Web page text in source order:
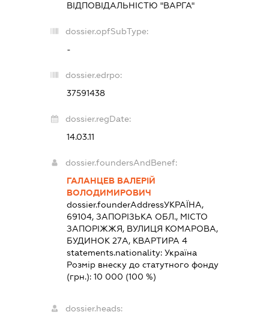
ВІДПОВІДАЛЬНІСТЮ "ВАРГА"
dossier.opfSubType:
-
dossier.edrpo:
37591438
dossier.regDate:
14.03.11
dossier.foundersAndBenef:
ГАЛАНЦЕВ ВАЛЕРІЙ
ВОЛОДИМИРОВИЧ
dossier.founderAddressУКРАЇНА,
69104, ЗАПОРІЗЬКА ОБЛ., МІСТО
ЗАПОРІЖЖЯ, ВУЛИЦЯ КОМАРОВА,
БУДИНОК 27А, КВАРТИРА 4
statements.nationality:Україна
Розмір внеску до статутного фонду
(грн.):10 000 (100 %)
dossier.heads: